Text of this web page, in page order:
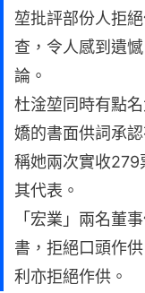
堃批評部份人拒
查，令人感到遺
論。
杜淦堃同時有點
嬌的書面供詞承
稱她兩次實收279
其代表。
「宏業」兩名董
書，拒絕口頭作
利亦拒絕作供。